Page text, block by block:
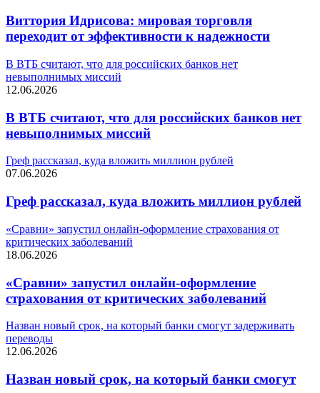
Виттория Идрисова: мировая торговля
переходит от эффективности к надежности
В ВТБ считают, что для российских банков нет
невыполнимых миссий
12.06.2026
В ВТБ считают, что для российских банков нет
невыполнимых миссий
Греф рассказал, куда вложить миллион рублей
07.06.2026
Греф рассказал, куда вложить миллион рублей
«Сравни» запустил онлайн-оформление страхования от
критических заболеваний
18.06.2026
«Сравни» запустил онлайн-оформление
страхования от критических заболеваний
Назван новый срок, на который банки смогут задерживать
переводы
12.06.2026
Назван новый срок, на который банки смогут